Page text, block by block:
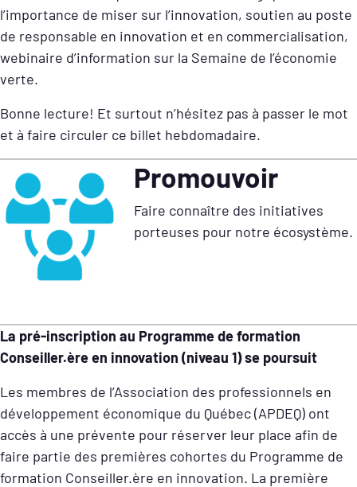
l’importance de miser sur l’innovation, soutien au poste
de responsable en innovation et en commercialisation,
webinaire d’information sur la Semaine de l’économie
verte.
Bonne lecture! Et surtout n’hésitez pas à passer le mot
et à faire circuler ce billet hebdomadaire.
Promouvoir
Faire connaître des initiatives
porteuses pour notre écosystème.
La pré-inscription au Programme de formation
Conseiller.ère en innovation (niveau 1) se poursuit
Les membres de l’Association des professionnels en
développement économique du Québec (APDEQ) ont
accès à une prévente pour réserver leur place afin de
faire partie des premières cohortes du Programme de
formation Conseiller.ère en innovation. La première